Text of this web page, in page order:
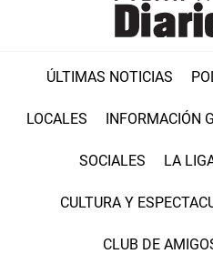
ÚLTIMAS NOTICIAS
LOCALES INFORMACIÓN
SOCIALES LA
CULTURA Y
CLUB DE